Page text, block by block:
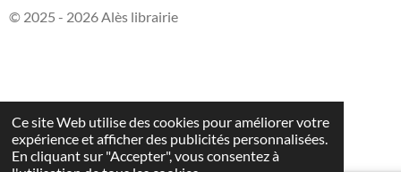
Ce site Web utilise des cookies pour améliorer votre
expérience et afficher des publicités personnalisées.
En cliquant sur "Accepter", vous consentez à
© 2025 - 2026 Alès librairie